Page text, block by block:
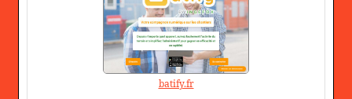
batify.fr